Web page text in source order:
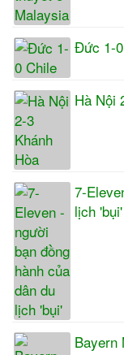
Đức 1-
Hà Nội
7-
lịch 'bụi'
Bayern